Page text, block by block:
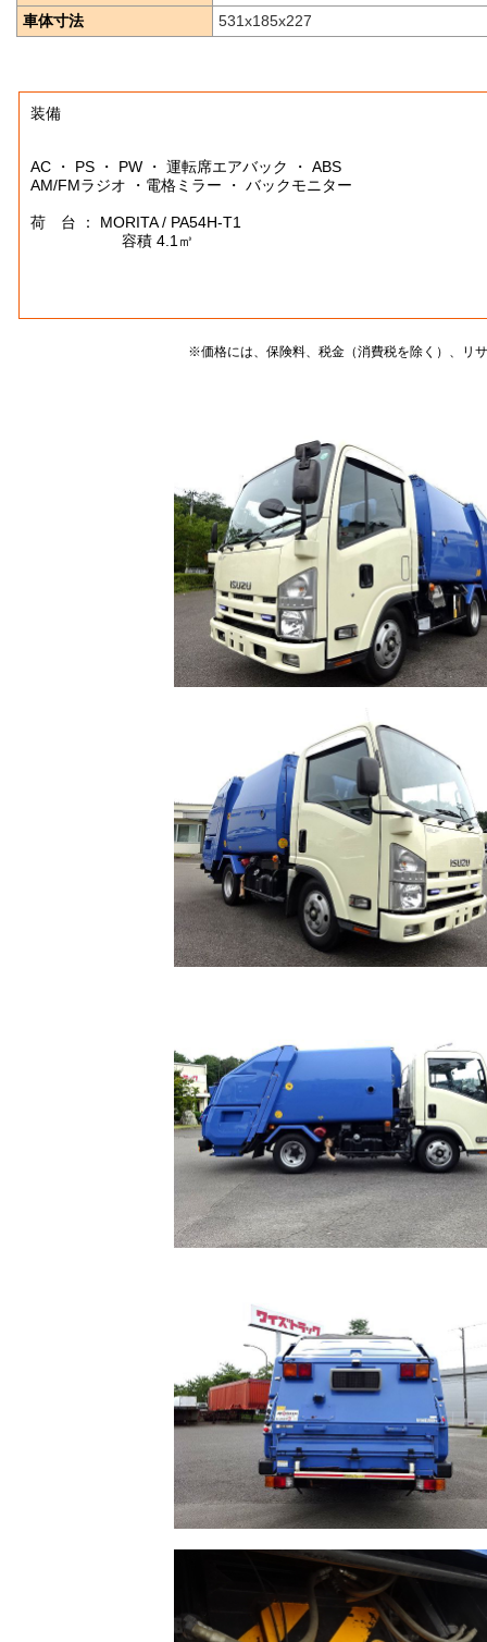
車体寸法
531x185x227
装備
AC ・ PS ・ PW ・ 運転席エアバック ・ ABS
AM/FMラジオ ・電格ミラー ・ バックモニター
荷 台 ： MORITA / PA54H-T1
容積 4.1㎥
※価格には、保険料、税金（消費税を除く）、リ